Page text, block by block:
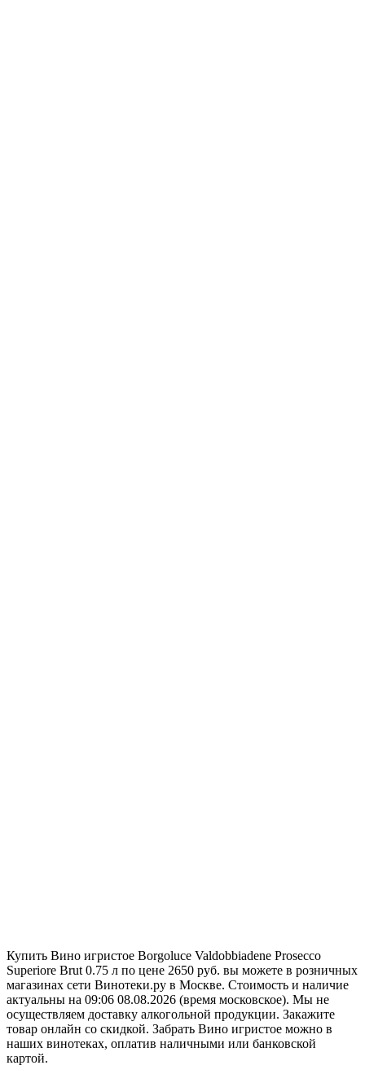
Купить Вино игристое Borgoluce Valdobbiadene Prosecco
Superiore Brut 0.75 л по цене 2650 руб. вы можете в розничных
магазинах сети Винотеки.ру в Москве. Стоимость и наличие
актуальны на 09:06 08.08.2026 (время московское). Мы не
осуществляем доставку алкогольной продукции. Закажите
товар онлайн со скидкой. Забрать Вино игристое можно в
наших винотеках, оплатив наличными или банковской
картой.